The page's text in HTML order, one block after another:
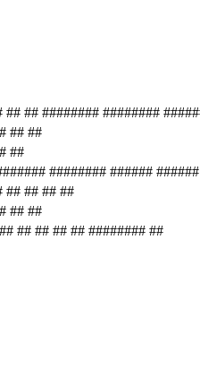
## ######## ########
## ##
##
######## ###### ######
## ## ## ##
## ##
## ## ## ## ######## ##